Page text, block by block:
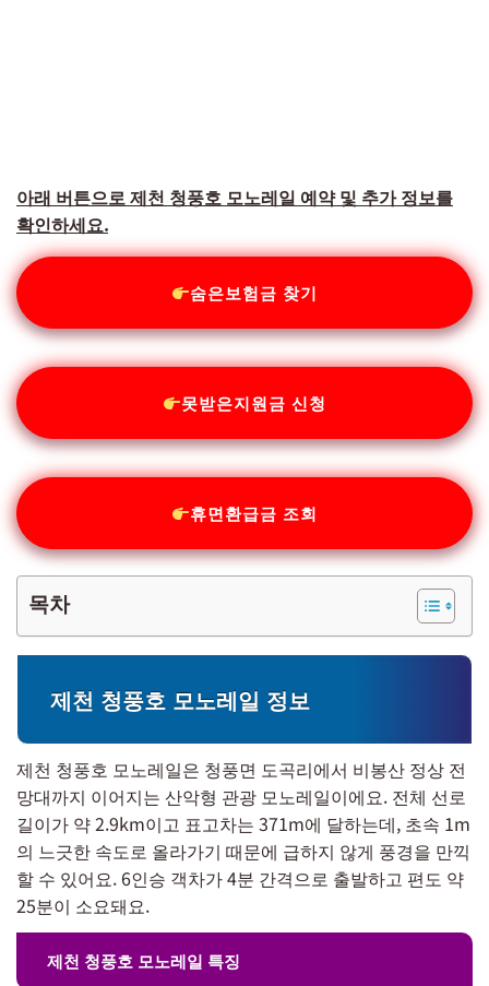
아래 버튼으로 제천 청풍호 모노레일 예약 및 추가 정보를
확인하세요.
숨은보험금 찾기
못받은지원금 신청
휴면환급금 조회
목차
제천 청풍호 모노레일 정보
제천 청풍호 모노레일은 청풍면 도곡리에서 비봉산 정상 전
망대까지 이어지는 산악형 관광 모노레일이에요. 전체 선로
길이가 약 2.9km이고 표고차는 371m에 달하는데, 초속 1m
의 느긋한 속도로 올라가기 때문에 급하지 않게 풍경을 만끽
할 수 있어요. 6인승 객차가 4분 간격으로 출발하고 편도 약
25분이 소요돼요.
제천 청풍호 모노레일 특징